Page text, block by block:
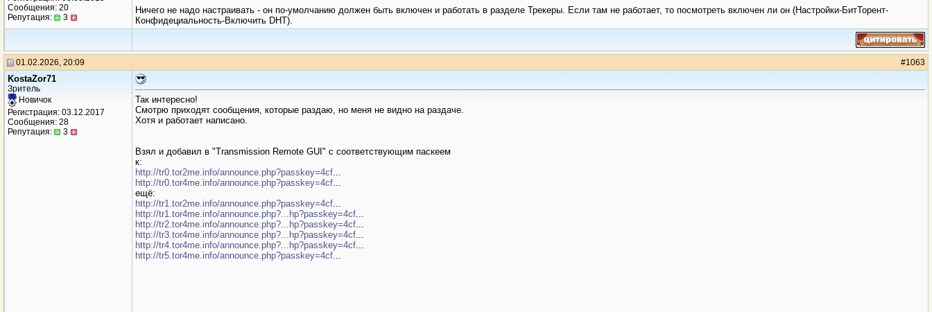
Сообщения: 20
Репутация:
3
Ничего не надо настраивать - он по-умолчанию должен быть включен и работать в разделе Трекеры. Если там не работает, то посмотреть включен ли он (Настройки-БитТорент-
Конфидециальность-Включить DHT).
01.02.2026, 20:09 #1063
KostaZor71
Зритель
Новичок
Регистрация: 03.12.2017
Сообщения: 28
Репутация:
3
Так интересно!
Смотрю приходят сообщения, которые раздаю, но меня не видно на раздаче.
Хотя и работает написано.
Взял и добавил в "Transmission Remote GUI" с соответствующим паскеем
к:
http://tr0.tor2me.info/announce.php?passkey=4cf...
http://tr0.tor4me.info/announce.php?passkey=4cf...
ещё:
http://tr1.tor2me.info/announce.php?passkey=4cf...
http://tr1.tor4me.info/announce.php?...hp?passkey=4cf...
http://tr2.tor4me.info/announce.php?...hp?passkey=4cf...
http://tr3.tor4me.info/announce.php?...hp?passkey=4cf...
http://tr4.tor4me.info/announce.php?...hp?passkey=4cf...
http://tr5.tor4me.info/announce.php?passkey=4cf...